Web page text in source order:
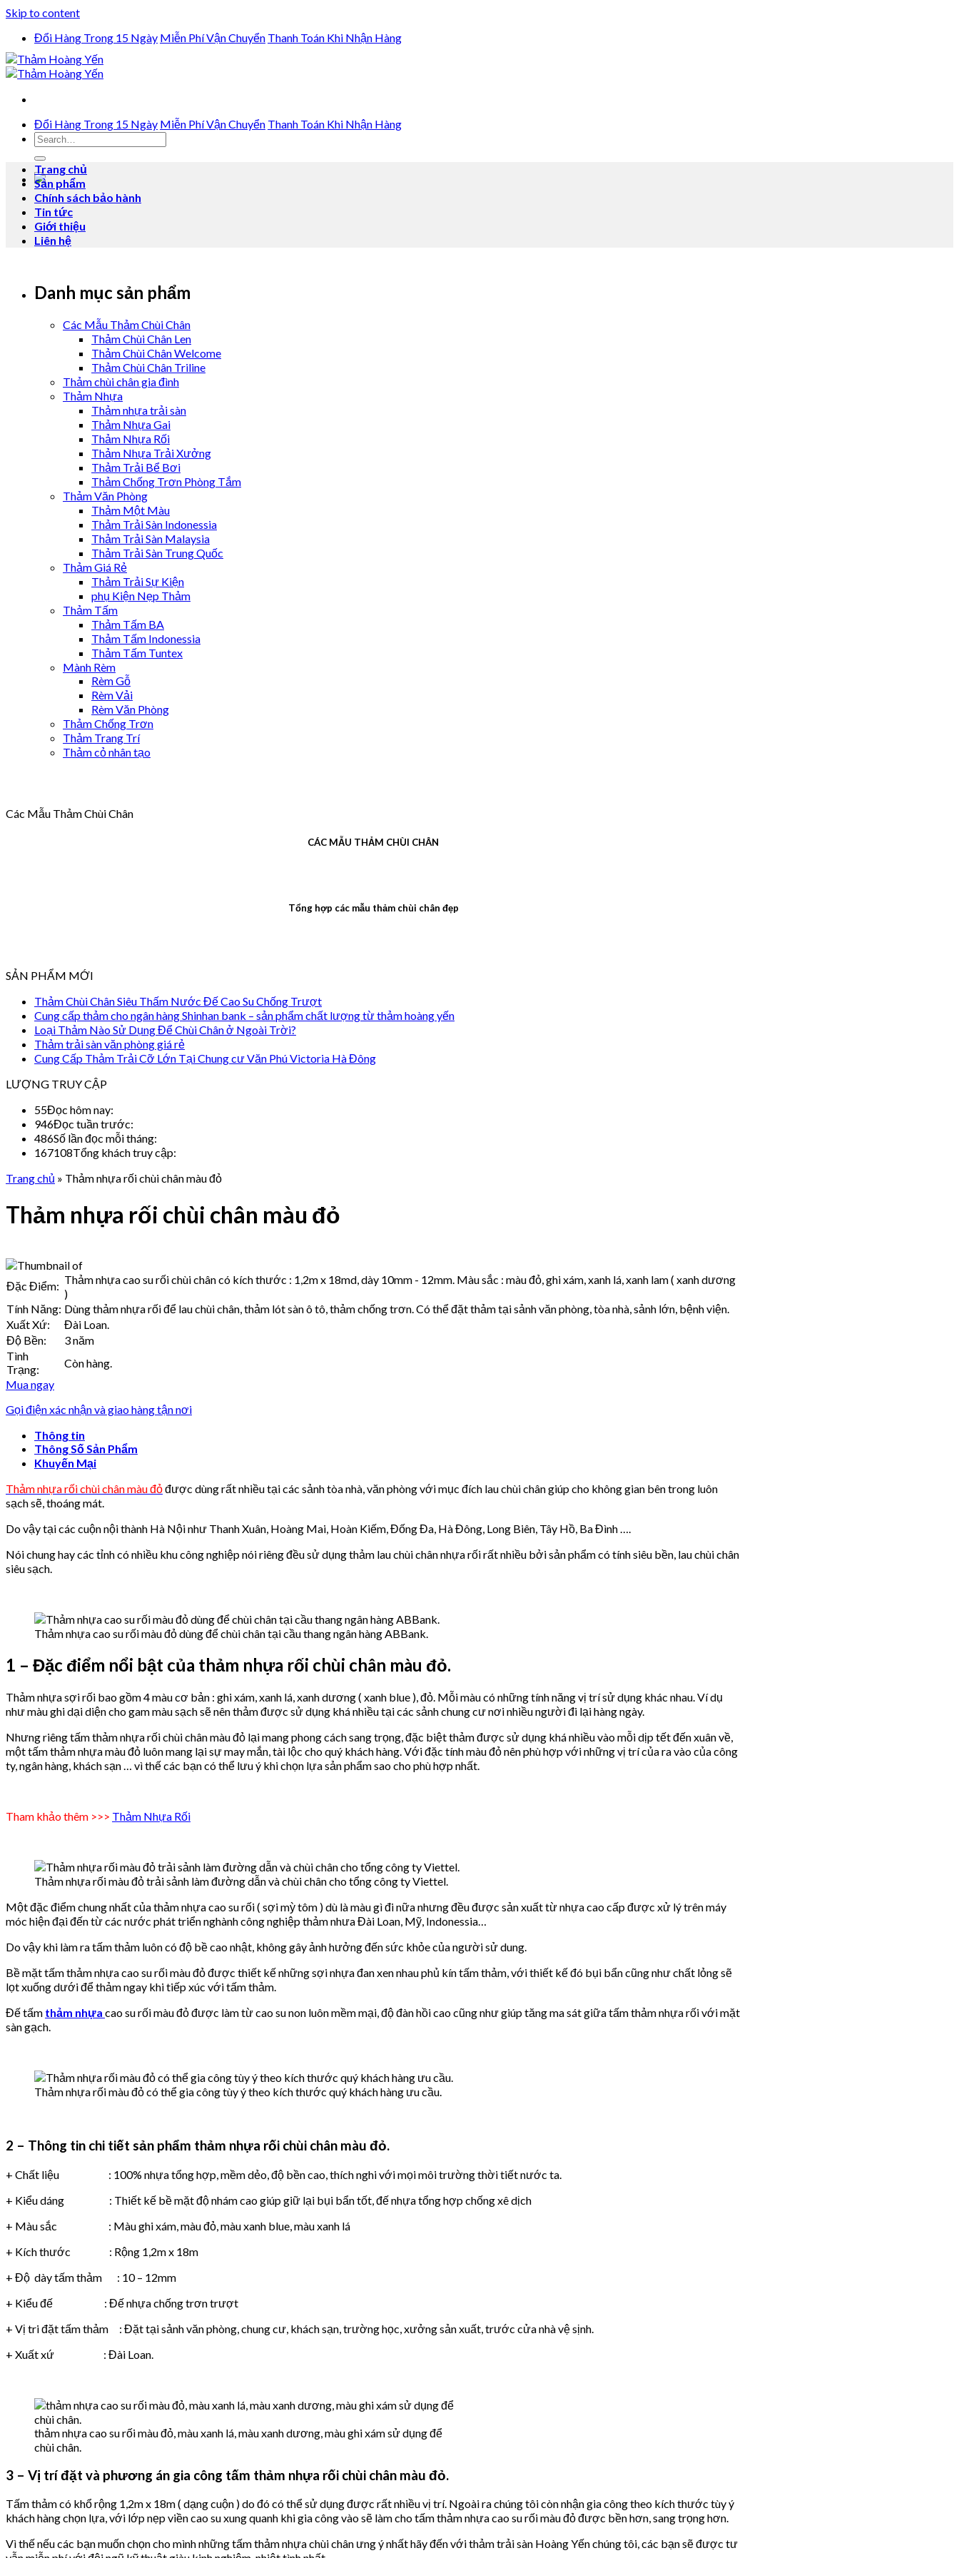
Skip to content
Đổi Hàng Trong 15 Ngày Miễn Phí Vận Chuyển Thanh Toán Khi Nhận Hàng
Đổi Hàng Trong 15 Ngày Miễn Phí Vận Chuyển Thanh Toán Khi Nhận Hàng
Trang chủ
Sản phẩm
Chính sách bảo hành
Tin tức
Giới thiệu
Liên hệ
Danh mục sản phẩm
Các Mẫu Thảm Chùi Chân
Thảm Chùi Chân Len
Thảm Chùi Chân Welcome
Thảm Chùi Chân Triline
Thảm chùi chân gia đình
Thảm Nhựa
Thảm nhựa trải sàn
Thảm Nhựa Gai
Thảm Nhựa Rối
Thảm Nhựa Trải Xưởng
Thảm Trải Bể Bơi
Thảm Chống Trơn Phòng Tắm
Thảm Văn Phòng
Thảm Một Màu
Thảm Trải Sàn Indonessia
Thảm Trải Sàn Malaysia
Thảm Trải Sàn Trung Quốc
Thảm Giá Rẻ
Thảm Trải Sự Kiện
phụ Kiện Nẹp Thảm
Thảm Tấm
Thảm Tấm BA
Thảm Tấm Indonessia
Thảm Tấm Tuntex
Mành Rèm
Rèm Gỗ
Rèm Vải
Rèm Văn Phòng
Thảm Chống Trơn
Thảm Trang Trí
Thảm cỏ nhân tạo
Các Mẫu Thảm Chùi Chân
CÁC MẪU THẢM CHÙI CHÂN
Tổng hợp các mẫu thảm chùi chân đẹp
SẢN PHẨM MỚI
Thảm Chùi Chân Siêu Thấm Nước Đế Cao Su Chống Trượt
Cung cấp thảm cho ngân hàng Shinhan bank – sản phẩm chất lượng từ thảm hoàng yến
Loại Thảm Nào Sử Dụng Để Chùi Chân ở Ngoài Trời?
Thảm trải sàn văn phòng giá rẻ
Cung Cấp Thảm Trải Cỡ Lớn Tại Chung cư Văn Phú Victoria Hà Đông
LƯỢNG TRUY CẬP
55Đọc hôm nay:
946Đọc tuần trước:
486Số lần đọc mỗi tháng:
167108Tổng khách truy cập:
Trang chủ » Thảm nhựa rối chùi chân màu đỏ
Thảm nhựa rối chùi chân màu đỏ
Đặc Điểm: Thảm nhựa cao su rối chùi chân có kích thước : 1,2m x 18md, dày 10mm - 12mm. Màu sắc : màu đỏ, ghi xám, xanh lá, xanh lam ( xanh dương
)
Tính Năng: Dùng thảm nhựa rối để lau chùi chân, thảm lót sàn ô tô, thảm chống trơn. Có thể đặt thảm tại sảnh văn phòng, tòa nhà, sảnh lớn, bệnh viện.
Xuất Xứ:
Đài Loan.
Độ Bền:
3 năm
Tình
Trạng:
Còn hàng.
Mua ngay
Gọi điện xác nhận và giao hàng tận nơi
Thông tin
Thông Số Sản Phẩm
Khuyến Mại
Thảm nhựa rối chùi chân màu đỏđược dùng rất nhiều tại các sảnh tòa nhà, văn phòng với mục đích lau chùi chân giúp cho không gian bên trong luôn
sạch sẽ, thoáng mát.
Do vậy tại các cuộn nội thành Hà Nội như Thanh Xuân, Hoàng Mai, Hoàn Kiếm, Đống Đa, Hà Đông, Long Biên, Tây Hồ, Ba Đình ….
Nói chung hay các tỉnh có nhiều khu công nghiệp nói riêng đều sử dụng thảm lau chùi chân nhựa rối rất nhiều bởi sản phẩm có tính siêu bền, lau chùi chân
siêu sạch.
Thảm nhựa cao su rối màu đỏ dùng để chùi chân tại cầu thang ngân hàng ABBank.
1 – Đặc điểm nổi bật của thảm nhựa rối chùi chân màu đỏ.
Thảm nhựa sợi rối bao gồm 4 màu cơ bản : ghi xám, xanh lá, xanh dương ( xanh blue ), đỏ. Mỗi màu có những tính năng vị trí sử dụng khác nhau. Ví dụ
như màu ghi dại diện cho gam màu sạch sẽ nên thảm được sử dụng khá nhiều tại các sảnh chung cư nơi nhiều người đi lại hàng ngày.
Nhưng riêng tấm thảm nhựa rối chùi chân màu đỏ lại mang phong cách sang trọng, đặc biệt thảm được sử dụng khá nhiều vào mỗi dịp tết đến xuân về,
một tấm thảm nhựa màu đỏ luôn mang lại sự may mắn, tài lộc cho quý khách hàng. Với đặc tính màu đỏ nên phù hợp với những vị trí của ra vào của công
ty, ngân hàng, khách sạn … vì thế các bạn có thể lưu ý khi chọn lựa sản phẩm sao cho phù hợp nhất.
Tham khảo thêm >>> Thảm Nhựa Rối
Thảm nhựa rối màu đỏ trải sảnh làm đường dẫn và chùi chân cho tổng công ty Viettel.
Một đặc điểm chung nhất của thảm nhựa cao su rối ( sợi mỳ tôm ) dù là màu gì đi nữa nhưng đều được sản xuất từ nhựa cao cấp được xử lý trên máy
móc hiện đại đến từ các nước phát triển nghành công nghiệp thảm nhưa Đài Loan, Mỹ, Indonessia…
Do vậy khi làm ra tấm thảm luôn có độ bề cao nhật, không gây ảnh hưởng đến sức khỏe của người sử dung.
Bề mặt tấm thảm nhựa cao su rối màu đỏ được thiết kế những sợi nhựa đan xen nhau phủ kín tấm thảm, với thiết kế đó bụi bẩn cũng như chất lỏng sẽ
lọt xuống dưới để thảm ngay khi tiếp xúc với tấm thảm.
Đế tấm thảm nhựa cao su rối màu đỏ được làm từ cao su non luôn mềm mại, độ đàn hồi cao cũng như giúp tăng ma sát giữa tấm thảm nhựa rối với mặt
sàn gạch.
Thảm nhựa rối màu đỏ có thể gia công tùy ý theo kích thước quý khách hàng ưu cầu.
2 – Thông tin chi tiết sản phẩm thảm nhựa rối chùi chân màu đỏ.
+ Chất liệu : 100% nhựa tổng hợp, mềm dẻo, độ bền cao, thích nghi với mọi môi trường thời tiết nước ta.
+ Kiểu dáng : Thiết kế bề mặt độ nhám cao giúp giữ lại bụi bẩn tốt, đế nhựa tổng hợp chống xê dịch
+ Màu sắc : Màu ghi xám, màu đỏ, màu xanh blue, màu xanh lá
+ Kích thước : Rộng 1,2m x 18m
+ Độ dày tấm thảm : 10 – 12mm
+ Kiểu đế : Đế nhựa chống trơn trượt
+ Vị tri đặt tấm thảm : Đặt tại sảnh văn phòng, chung cư, khách sạn, trường học, xưởng sản xuất, trước cửa nhà vệ sịnh.
+ Xuất xứ : Đài Loan.
thảm nhựa cao su rối màu đỏ, màu xanh lá, màu xanh dương, màu ghi xám sử dụng để
chùi chân.
3 – Vị trí đặt và phương án gia công tấm thảm nhựa rối chùi chân màu đỏ.
Tấm thảm có khổ rộng 1,2m x 18m ( dạng cuộn ) do đó có thể sử dụng được rất nhiều vị trí. Ngoài ra chúng tôi còn nhận gia công theo kích thước tùy ý
khách hàng chọn lựa, với lớp nẹp viền cao su xung quanh khi gia công vào sẽ làm cho tấm thảm nhựa cao su rối màu đỏ được bền hơn, sang trọng hơn.
Vì thế nếu các bạn muốn chọn cho mình những tấm thảm nhựa chùi chân ưng ý nhất hãy đến với thảm trải sàn Hoàng Yến chúng tôi, các bạn sẽ được tư